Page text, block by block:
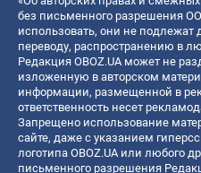
без письменного разрешения
использовать, они не подлежат
переводу, распространению в
Редакция OBOZ.UA может не
изложенную в авторском
информации, размещенной в
ответственность несет
Запрещено использование
сайте, даже с указанием
логотипа OBOZ.UA или любого
письменного разрешения